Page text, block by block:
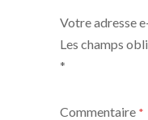
Votre adresse
Les champs
*
Commentaire *